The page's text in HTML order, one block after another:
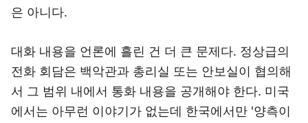
은 아니다.
대화 내용을 언론에 흘린 건 더 큰 문제다. 정상급의
전화 회담은 백악관과 총리실 또는 안보실이 협의해
서 그 범위 내에서 통화 내용을 공개해야 한다. 미국
에서는 아무런 이야기가 없는데 한국에서만 '양측이